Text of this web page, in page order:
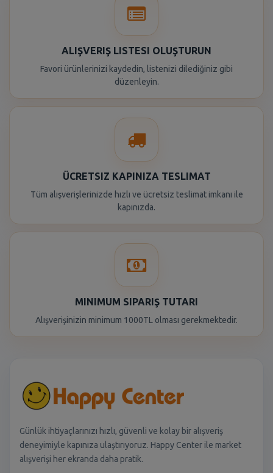
ALIŞVERIŞ LISTESI OLUŞTURUN
Favori ürünlerinizi kaydedin, listenizi dilediğiniz gibi
düzenleyin.
ÜCRETSIZ KAPINIZA TESLIMAT
Tüm alışverişlerinizde hızlı ve ücretsiz teslimat imkanı ile
kapınızda.
MINIMUM SIPARIŞ TUTARI
Alışverişinizin minimum 1000TL olması gerekmektedir.
Günlük ihtiyaçlarınızı hızlı, güvenli ve kolay bir alışveriş
deneyimiyle kapınıza ulaştırıyoruz. Happy Center ile market
alışverişi her ekranda daha pratik.